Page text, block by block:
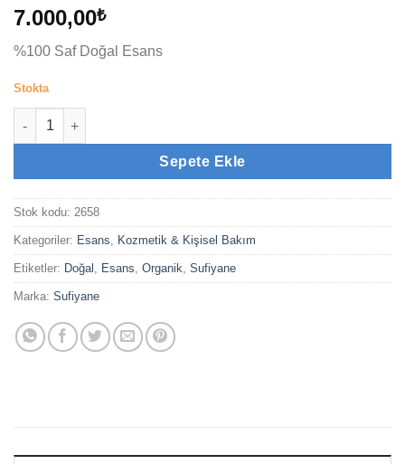
7.000,00₺
%100 Saf Doğal Esans
Stokta
Ud Kraliyet (12cc) adet
Sepete Ekle
Stok kodu: 2658
Kategoriler: Esans Kozmetik & Kişisel Bakım
Etiketler: Doğal Esans Organik Sufiyane
Marka: Sufiyane